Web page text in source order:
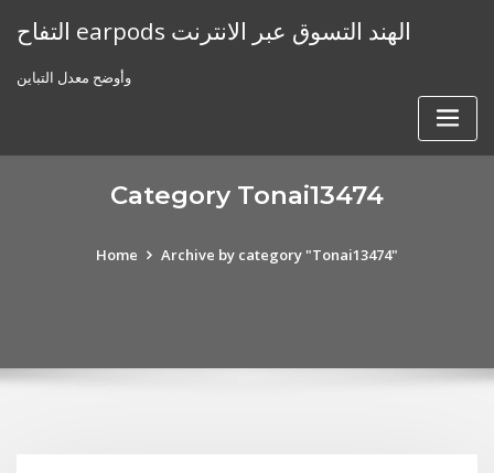
التفاح earpods الهند التسوق عبر الانترنت
وأوضح معدل التباين
Category Tonai13474
Home Archive by category "Tonai13474"